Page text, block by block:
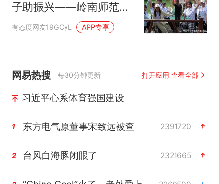
子助振兴——岭南师范学
院 “同心燃梦” 突击队三日
调研金林水乡
有态度网友19GCyL APP专享
网易热搜 每30分钟更新 打开应用 查看全部
习近平心系体育强国建设
1 东方电气原董事宋致远被查 2391720
2 台风白海豚闭眼了 2321665